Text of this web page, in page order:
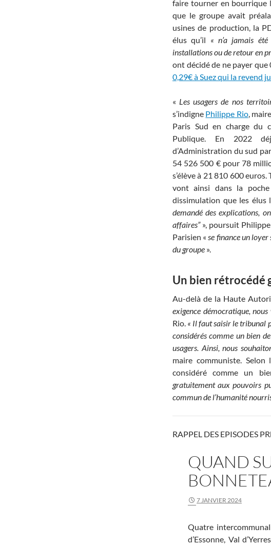
faire tourner en bourrique
que le groupe avait
usines de production, la
élus qu’il « n’a jamais
installations ou de retour en
ont décidé de ne payer que
0,29€ à Suez qui la revend
« Les usagers de nos
s’indigne Philippe Rio,
Paris Sud en charge du
Publique. En 2022
d’Administration du sud
54 526 500 € pour 78
s’élève à 21 810 600
vont ainsi dans la
dissimulation que les élus
demandé des explications,
affaires” », poursuit
Parisien «se finance un
du groupe ».
Un bien rétrocédé
Au-delà de la Haute
exigence démocratique,
Rio. « Il faut saisir le tribunal
considérés comme un bien
usagers. Ainsi, nous
maire communiste.
considéré comme un
gratuitement aux pouvoirs
commun de l’humanité
RAPPEL DES EPISODES
QUAND
7 JANVIER 2024
Quatre
d’Essonne, Val